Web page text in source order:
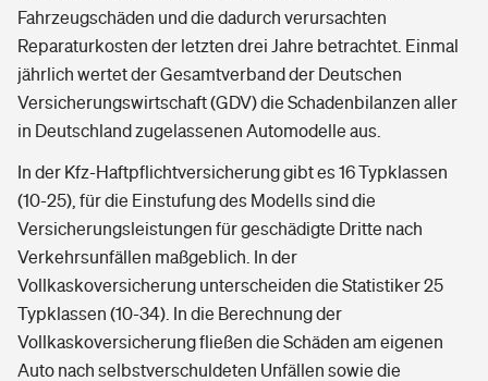
Fahrzeugschäden und die dadurch verursachten
Reparaturkosten der letzten drei Jahre betrachtet. Einmal
jährlich wertet der Gesamtverband der Deutschen
Versicherungswirtschaft (GDV) die Schadenbilanzen aller
in Deutschland zugelassenen Automodelle aus.
In der Kfz-Haftpflichtversicherung gibt es 16 Typklassen
(10-25), für die Einstufung des Modells sind die
Versicherungsleistungen für geschädigte Dritte nach
Verkehrsunfällen maßgeblich. In der
Vollkaskoversicherung unterscheiden die Statistiker 25
Typklassen (10-34). In die Berechnung der
Vollkaskoversicherung fließen die Schäden am eigenen
Auto nach selbstverschuldeten Unfällen sowie die